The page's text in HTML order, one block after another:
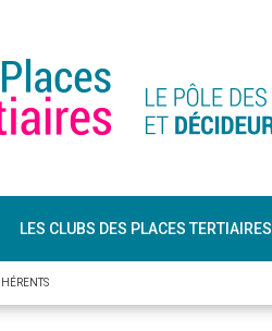
LES CLUBS DES PLACES TERTIAIRES